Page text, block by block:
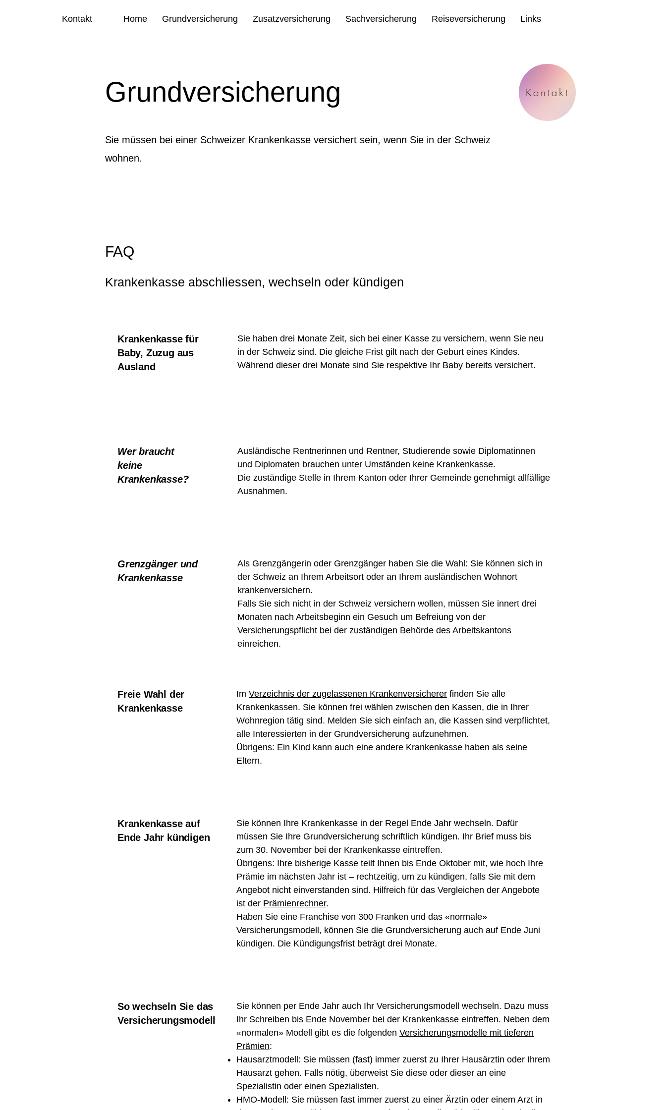
Kontakt Home Grundversicherung Zusatzversicherung Sachversicherung Reiseversicherung Links
Grundversicherung Kontakt
Sie müssen bei einer Schweizer Krankenkasse versichert sein, wenn Sie in der Schweiz
wohnen.
FAQ
Krankenkasse abschliessen, wechseln oder kündigen
Krankenkasse für
Baby, Zuzug aus
Ausland
Sie haben drei Monate Zeit, sich bei einer Kasse zu versichern, wenn Sie neu
in der Schweiz sind. Die gleiche Frist gilt nach der Geburt eines Kindes.
Während dieser drei Monate sind Sie respektive Ihr Baby bereits versichert.
Wer braucht
keine
Krankenkasse?
Ausländische Rentnerinnen und Rentner, Studierende sowie Diplomatinnen
und Diplomaten brauchen unter Umständen keine Krankenkasse.
Die zuständige Stelle in Ihrem Kanton oder Ihrer Gemeinde genehmigt allfällige
Ausnahmen.
Grenzgänger und
Krankenkasse
Als Grenzgängerin oder Grenzgänger haben Sie die Wahl: Sie können sich in
der Schweiz an Ihrem Arbeitsort oder an Ihrem ausländischen Wohnort
krankenversichern.
Falls Sie sich nicht in der Schweiz versichern wollen, müssen Sie innert drei
Monaten nach Arbeitsbeginn ein Gesuch um Befreiung von der
Versicherungspflicht bei der zuständigen Behörde des Arbeitskantons
einreichen.
Freie Wahl der
Krankenkasse
Im Verzeichnis der zugelassenen Krankenversicherer finden Sie alle
Krankenkassen. Sie können frei wählen zwischen den Kassen, die in Ihrer
Wohnregion tätig sind. Melden Sie sich einfach an, die Kassen sind verpflichtet,
alle Interessierten in der Grundversicherung aufzunehmen.
Übrigens: Ein Kind kann auch eine andere Krankenkasse haben als seine
Eltern.
Krankenkasse auf
Ende Jahr kündigen
Sie können Ihre Krankenkasse in der Regel Ende Jahr wechseln. Dafür
müssen Sie Ihre Grundversicherung schriftlich kündigen. Ihr Brief muss bis
zum 30. November bei der Krankenkasse eintreffen.
Übrigens: Ihre bisherige Kasse teilt Ihnen bis Ende Oktober mit, wie hoch Ihre
Prämie im nächsten Jahr ist – rechtzeitig, um zu kündigen, falls Sie mit dem
Angebot nicht einverstanden sind. Hilfreich für das Vergleichen der Angebote
ist der Prämienrechner.
Haben Sie eine Franchise von 300 Franken und das «normale»
Versicherungsmodell, können Sie die Grundversicherung auch auf Ende Juni
kündigen. Die Kündigungsfrist beträgt drei Monate.
So wechseln Sie das
Versicherungsmodell
Sie können per Ende Jahr auch Ihr Versicherungsmodell wechseln. Dazu muss
Ihr Schreiben bis Ende November bei der Krankenkasse eintreffen. Neben dem
«normalen» Modell gibt es die folgenden Versicherungsmodelle mit tieferen
Prämien:
Hausarztmodell: Sie müssen (fast) immer zuerst zu Ihrer Hausärztin oder Ihrem
Hausarzt gehen. Falls nötig, überweist Sie diese oder dieser an eine
Spezialistin oder einen Spezialisten.
HMO-Modell: Sie müssen fast immer zuerst zu einer Ärztin oder einem Arzt in